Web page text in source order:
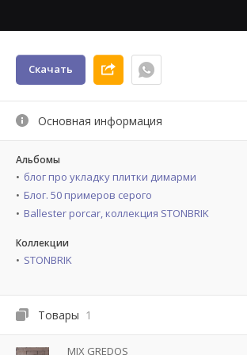
Скачать
Основная информация
Альбомы
блог про укладку плитки димарми
Блог. 50 примеров серого
Ballester porcar, коллекция STONBRIK
Коллекции
STONBRIK
Товары 1
MIX GREDOS